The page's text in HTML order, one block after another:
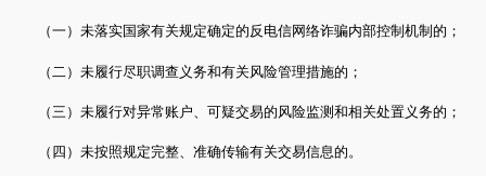
（一）未落实国家有关规定确定的反电信网络诈骗内部控制机制的；
（二）未履行尽职调查义务和有关风险管理措施的；
（三）未履行对异常账户、可疑交易的风险监测和相关处置义务的；
（四）未按照规定完整、准确传输有关交易信息的。